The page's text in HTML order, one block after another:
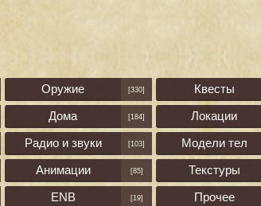
Оружие [330]
Квесты
Дома [184]
Локации
Радио и звуки [103]
Модели тел
Анимации [85]
Текстуры
ENB [19]
Прочее